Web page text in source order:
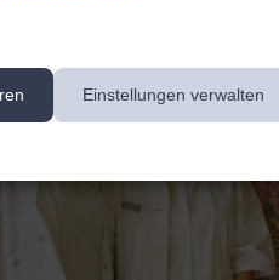
Einstellungen verwalten